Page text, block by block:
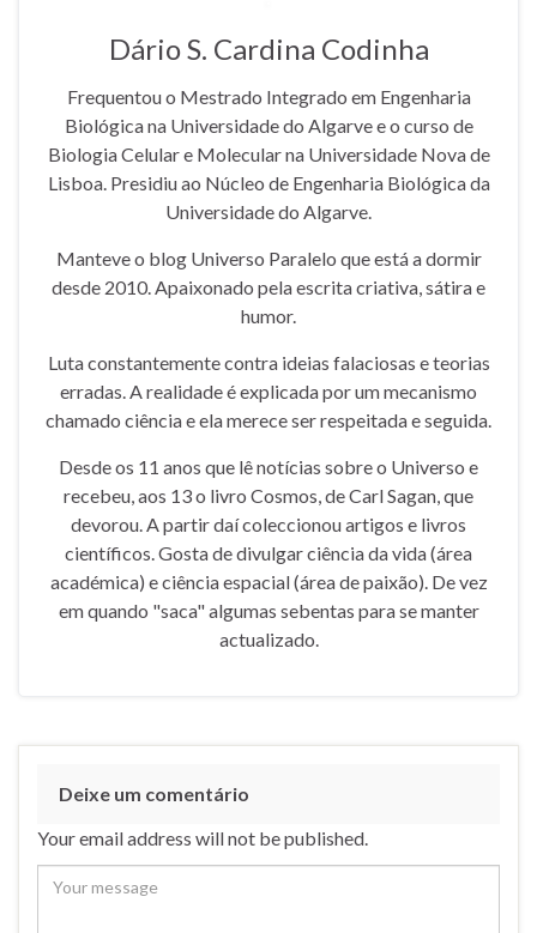
Dário S. Cardina Codinha
Frequentou o Mestrado Integrado em Engenharia
Biológica na Universidade do Algarve e o curso de
Biologia Celular e Molecular na Universidade Nova de
Lisboa. Presidiu ao Núcleo de Engenharia Biológica da
Universidade do Algarve.
Manteve o blog Universo Paralelo que está a dormir
desde 2010. Apaixonado pela escrita criativa, sátira e
humor.
Luta constantemente contra ideias falaciosas e teorias
erradas. A realidade é explicada por um mecanismo
chamado ciência e ela merece ser respeitada e seguida.
Desde os 11 anos que lê notícias sobre o Universo e
recebeu, aos 13 o livro Cosmos, de Carl Sagan, que
devorou. A partir daí coleccionou artigos e livros
científicos. Gosta de divulgar ciência da vida (área
académica) e ciência espacial (área de paixão). De vez
em quando "saca" algumas sebentas para se manter
actualizado.
Deixe um comentário
Your email address will not be published.